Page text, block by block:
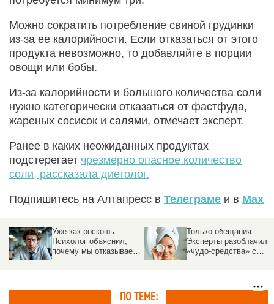
Можно сократить потребление свиной грудинки
из-за ее калорийности. Если отказаться от этого
продукта невозможно, то добавляйте в порции
овощи или бобы.
Из-за калорийности и большого количества соли
нужно категорически отказаться от фастфуда,
жареных сосисок и салями, отмечает эксперт.
Ранее в каких неожиданных продуктах
подстерегает чрезмерно опасное количество
соли, рассказала диетолог.
Подпишитесь на Алтапресс в Телеграме и в Max
Уже как роскошь.
Психолог объяснил,
почему мы отказываем
Только обещания.
Эксперты разоблачили
«чудо-средства» с
ПО ТЕМЕ: